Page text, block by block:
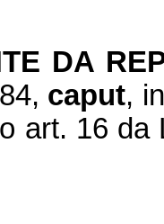
DA
caput,
art. 16 da